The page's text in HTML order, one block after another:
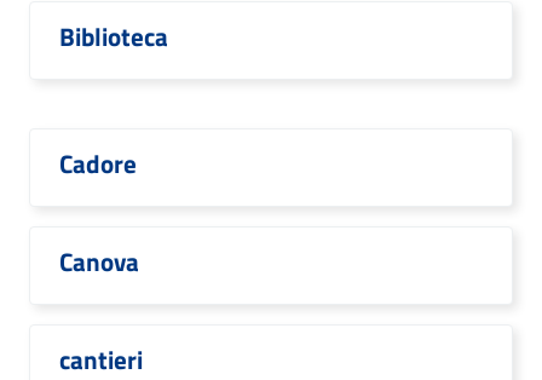
Biblioteca
Cadore
Canova
cantieri